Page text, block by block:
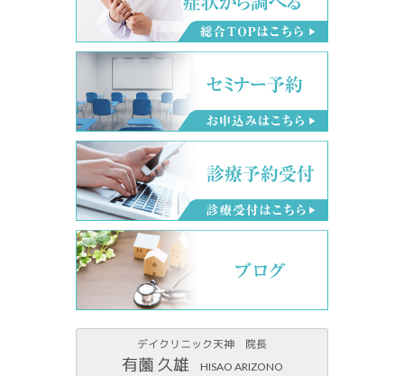
デイクリニック天神 院長
有薗 久雄 HISAO ARIZONO